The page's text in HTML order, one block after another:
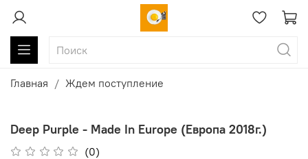
Главная Ждем поступление
Deep Purple - Made In Europe (Европа 2018г.)
(0)